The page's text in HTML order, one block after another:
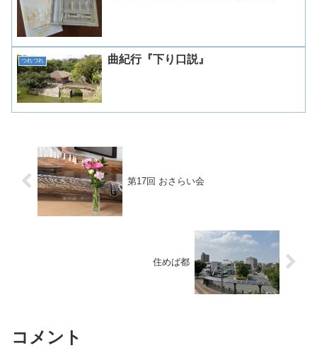
つれづれ 曲紀行『下り口説』
第17回 おさらい会
住めば都
コメント